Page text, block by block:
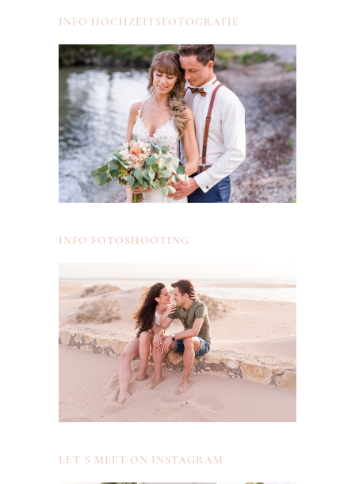
INFO HOCHZEITSFOTOGRAFIE
INFO FOTOSHOOTING
LET´S MEET ON INSTAGRAM